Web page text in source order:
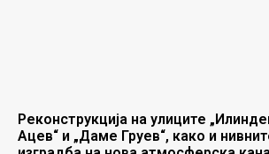
Реконструкција на улиците
Ацев“ и „Даме Груев“, како и